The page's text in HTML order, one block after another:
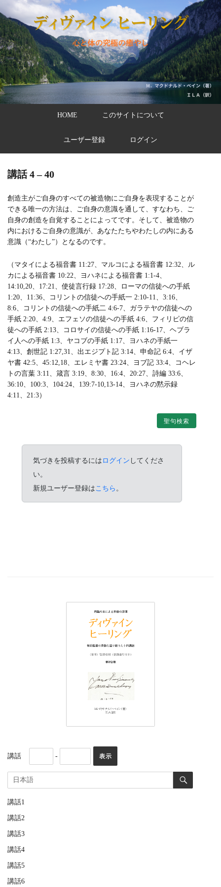
HOME このサイトについて
ユーザー登録 ログイン
講話 4 – 40
創造主がご自身のすべての被造物にご自身を表現することが
できる唯一の方法は、ご自身の意識を通して、すなわち、ご
自身の創造を自覚することによってです。そして、被造物の
内におけるご自身の意識が、あなたたちやわたしの内にある
意識（“わたし”）となるのです。
（マタイによる福音書 11:27、マルコによる福音書 12:32、ル
カによる福音書 10:22、ヨハネによる福音書 1:1-4、
14:10,20、17:21、使徒言行録 17:28、ローマの信徒への手紙
1:20、11:36、コリントの信徒への手紙一 2:10-11、3:16、
8:6、コリントの信徒への手紙二 4:6-7、ガラテヤの信徒への
手紙 2:20、4:9、エフェソの信徒への手紙 4:6、フィリピの信
徒への手紙 2:13、コロサイの信徒への手紙 1:16-17、ヘブラ
イ人への手紙 1:3、ヤコブの手紙 1:17、ヨハネの手紙一
4:13、創世記 1:27,31、出エジプト記 3:14、申命記 6:4、イザ
ヤ書 42:5、45:12,18、エレミヤ書 23:24、ヨブ記 33:4、コヘレ
トの言葉 3:11、箴言 3:19、8:30、16:4、20:27、詩編 33:6、
36:10、100:3、104:24、139:7-10,13-14、ヨハネの黙示録
4:11、21:3）
聖句検索
気づきを投稿するにはログイン してくださ
い。
新規ユーザー登録はこちら 。
講話 -
講話1
講話2
講話3
講話4
講話5
講話6